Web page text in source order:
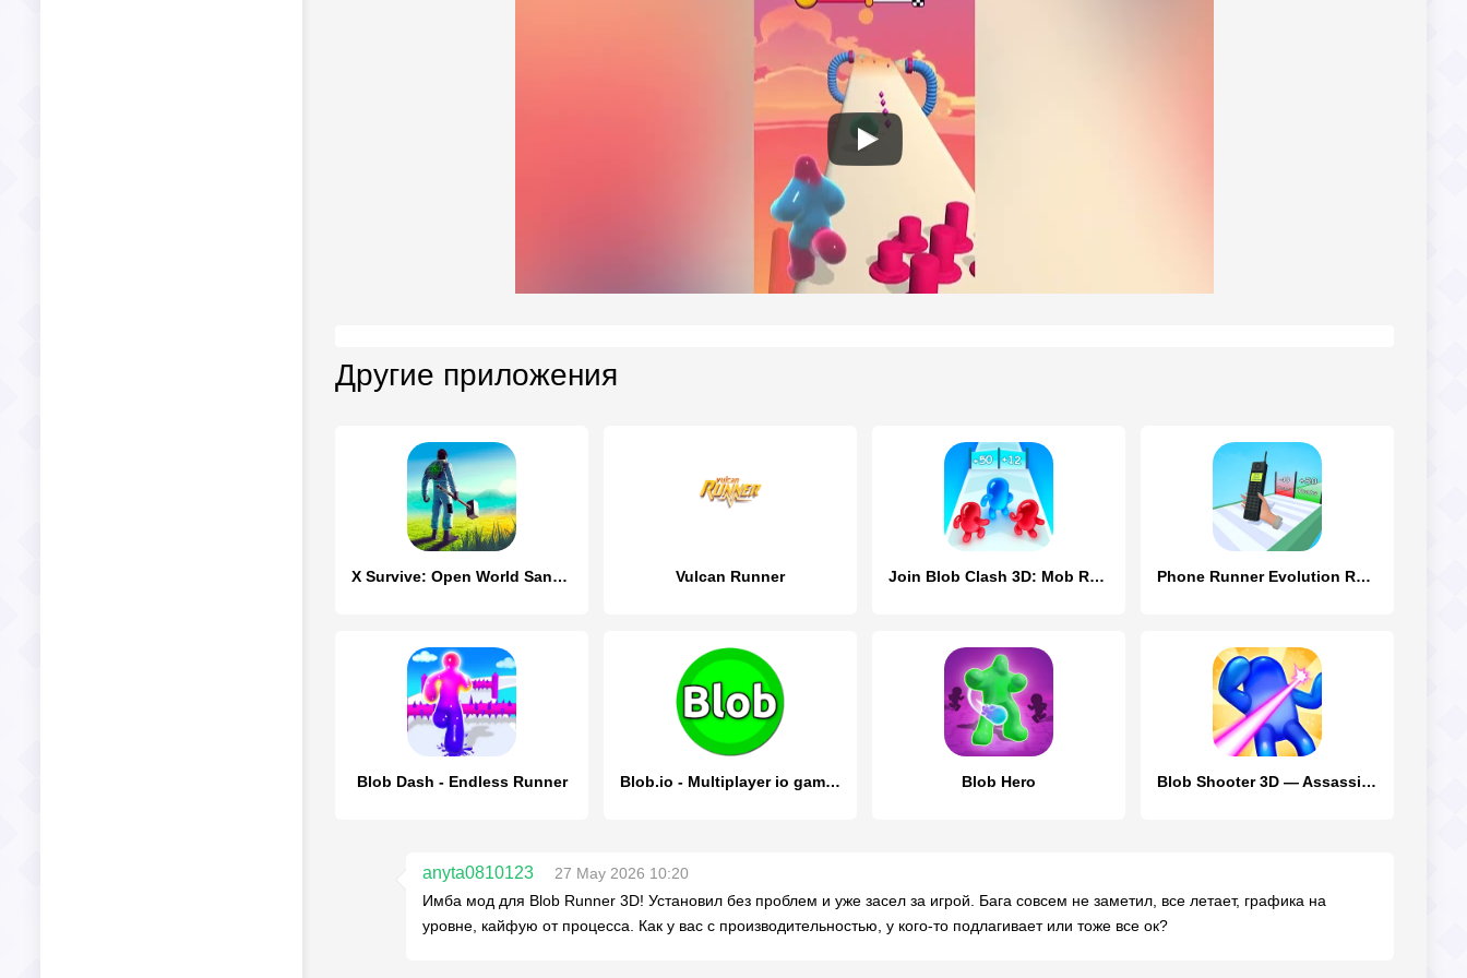
Другие приложения
X Survive: Open World Sandbox Vulcan Runner Join Blob Clash 3D: Mob Runner Phone Runner Evolution Race 3D
Blob Dash - Endless Runner Blob.io - Multiplayer io games Blob Hero Blob Shooter 3D — Assassin Hit
anyta0810123
27 May 2026 10:20
Имба мод для Blob Runner 3D! Установил без проблем и уже засел за игрой. Бага совсем не заметил, все летает, графика на
уровне, кайфую от процесса. Как у вас с производительностью, у кого-то подлагивает или тоже все ок?